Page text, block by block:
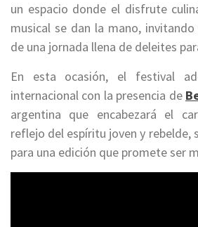
un espacio donde el disfrute
musical se dan la mano,
de una jornada llena de deleites
En esta ocasión, el festival
internacional con la presencia de
argentina que encabezará el
reflejo del espíritu joven y rebelde,
para una edición que promete ser